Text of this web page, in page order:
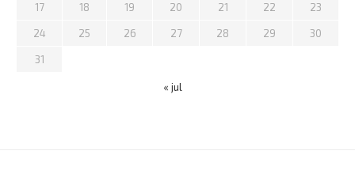
17 18 19 20 21 22 23
24 25 26 27 28 29 30
31
« jul